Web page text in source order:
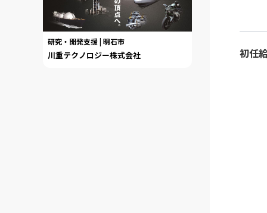
初任
研究・開発支援 | 明石市
川重テクノロジー株式会社